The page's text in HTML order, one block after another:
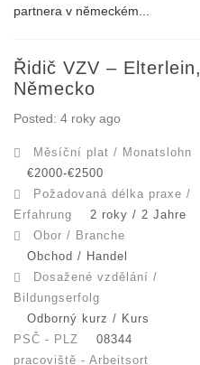
partnera v německém...
Řidič VZV – Elterlein,
Německo
Posted: 4 roky ago
Měsíční plat / Monatslohn
€2000-€2500
Požadovaná délka praxe /
Erfahrung
2 roky / 2 Jahre
Obor / Branche
Obchod / Handel
Dosažené vzdělání /
Bildungserfolg
Odborný kurz / Kurs
PSČ - PLZ
08344
pracoviště - Arbeitsort